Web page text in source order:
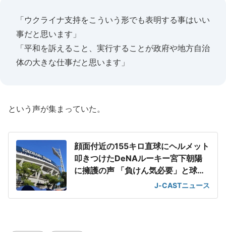
「ウクライナ支持をこういう形でも表明する事はいい
事だと思います」
「平和を訴えること、実行することが政府や地方自治
体の大きな仕事だと思います」
という声が集まっていた。
顔面付近の155キロ直球にヘルメット
叩きつけたDeNAルーキー宮下朝陽
に擁護の声 「負けん気必要」と球団
J-CASTニュース